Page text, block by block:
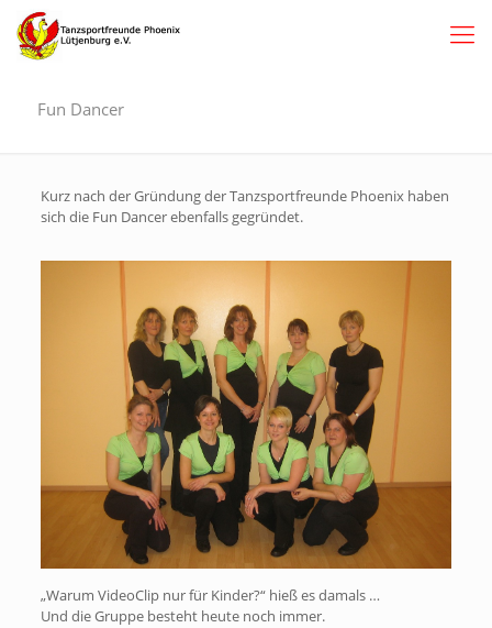
Fun Dancer
Kurz nach der Gründung der Tanzsportfreunde Phoenix haben
sich die Fun Dancer ebenfalls gegründet.
„Warum VideoClip nur für Kinder?“ hieß es damals …
Und die Gruppe besteht heute noch immer.